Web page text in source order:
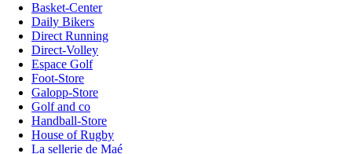
Basket-Center
Daily Bikers
Direct Running
Direct-Volley
Espace Golf
Foot-Store
Galopp-Store
Golf and co
Handball-Store
House of Rugby
La sellerie de Maé